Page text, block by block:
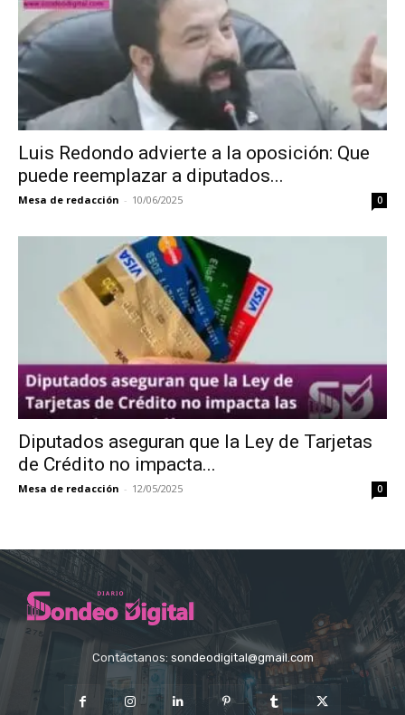
Luis Redondo advierte a la oposición: Que
puede reemplazar a diputados...
Mesa de redacción - 10/06/2025 0
Diputados aseguran que la Ley de Tarjetas
de Crédito no impacta...
Mesa de redacción - 12/05/2025 0
Contáctanos: sondeodigital@gmail.com